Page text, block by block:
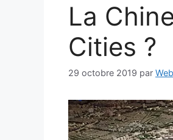
La
Cities ?
29 octobre 2019 par